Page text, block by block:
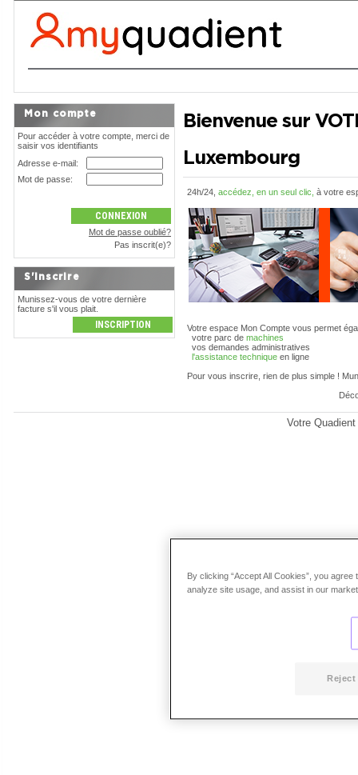
Mon compte
Pour accéder à votre compte, merci de
saisir vos identifiants
Adresse e-mail:
Mot de passe:
Mot de passe oublié?
Pas inscrit(e)?
S'inscrire
Munissez-vous de votre dernière
facture s'il vous plait.
Bienvenue sur
Luxembourg
24h/24, accédez, en un seul clic, à votre
Votre espace Mon Compte vous permet
votre parc de machines
vos demandes administratives
l'assistance technique en ligne
Pour vous inscrire, rien de plus simple !
Votre Quadient
By clicking “Accept All Cookies”, you
analyze site usage, and assist in our